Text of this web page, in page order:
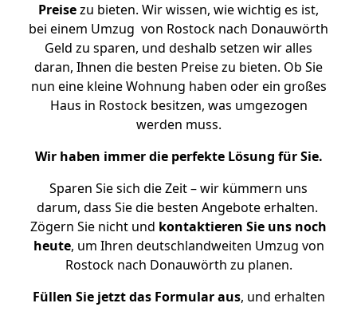
Preisezu bieten. Wir wissen, wie wichtig es ist,
bei einem Umzug von Rostock nach Donauwörth
Geld zu sparen, und deshalb setzen wir alles
daran, Ihnen die besten Preise zu bieten. Ob Sie
nun eine kleine Wohnung haben oder ein großes
Haus in Rostock besitzen, was umgezogen
werden muss.
Wir haben immer die perfekte Lösung für Sie.
Sparen Sie sich die Zeit – wir kümmern uns
darum, dass Sie die besten Angebote erhalten.
Zögern Sie nicht und kontaktieren Sie uns noch
heute, um Ihren deutschlandweiten Umzug von
Rostock nach Donauwörth zu planen.
Füllen Sie jetzt das Formular aus, und erhalten